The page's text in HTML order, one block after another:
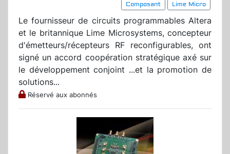
Composant
Lime Micro
Le fournisseur de circuits programmables Altera
et le britannique Lime Microsystems, concepteur
d'émetteurs/récepteurs RF reconfigurables, ont
signé un accord coopération stratégique axé sur
le développement conjoint ...et la promotion de
solutions...
Réservé aux abonnés